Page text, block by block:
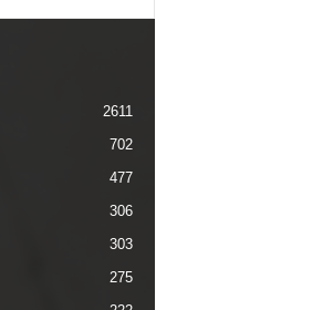
2611
702
477
306
303
275